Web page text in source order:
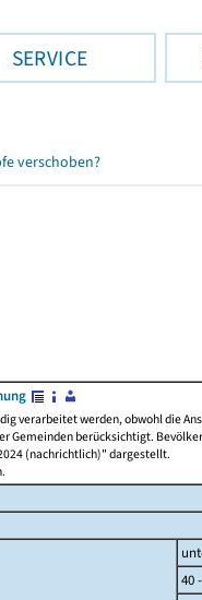
SERVICE
verschoben?
verarbeitet werden, obwohl die
Gemeinden berücksichtigt.
(nachrichtlich)" dargestellt.
40